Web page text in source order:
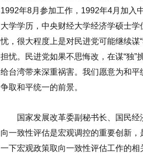
1992年8月参加工作，1992年4月加入
大学学历，中央财经大学经济学硕士学
忧，很大程度上是对民进党可能继续谋
担忧。民进党如果不思悔改，在谋“独
给台湾带来深重祸害。我们愿意为和
争取和平统一的前景。
国家发展改革委副秘书长、国民经
向一致性评估是宏观调控的重要创新
一下宏观政策取向一致性评估工作的相